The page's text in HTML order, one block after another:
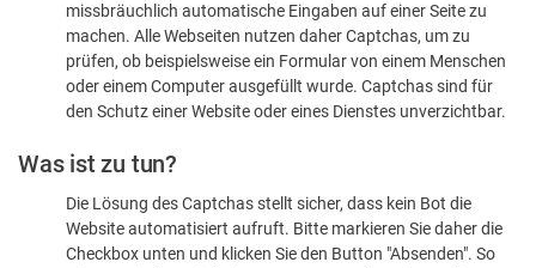
dass
sind
missbräuchlich automatische Eingaben auf einer Seite zu
machen. Alle Webseiten nutzen daher Captchas, um zu
prüfen, ob beispielsweise ein Formular von einem Menschen
oder einem Computer ausgefüllt wurde. Captchas sind für
den Schutz einer Website oder eines Dienstes unverzichtbar.
Was ist zu tun?
Die Lösung des Captchas stellt sicher, dass kein Bot die
Website automatisiert aufruft. Bitte markieren Sie daher die
Checkbox unten und klicken Sie den Button "Absenden". So